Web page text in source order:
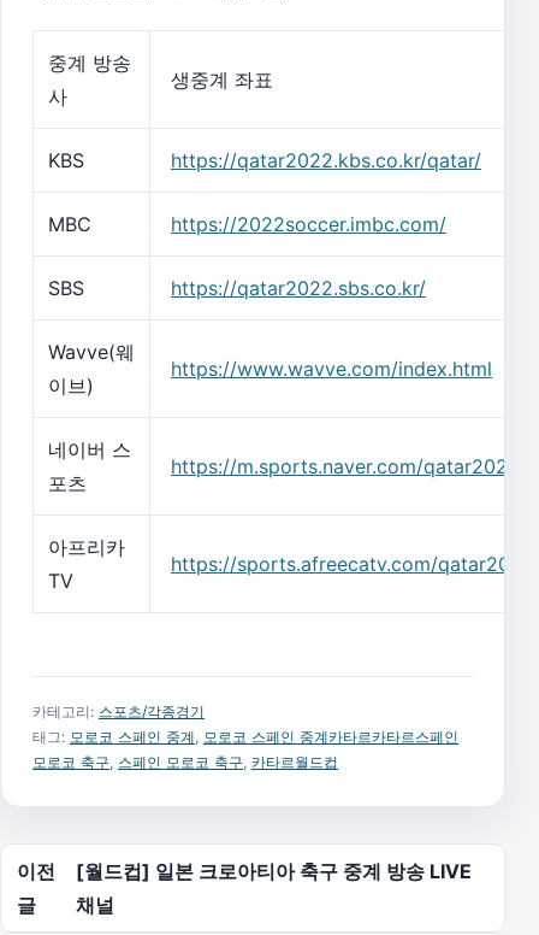
중계 방송
사
생중계 좌표
KBS https://qatar2022.kbs.co.kr/qatar/
MBC https://2022soccer.imbc.com/
SBS https://qatar2022.sbs.co.kr/
Wavve(웨
이브)
https://www.wavve.com/index.html
네이버 스
포츠
https://m.sports.naver.com/qatar2022/
아프리카
TV
https://sports.afreecatv.com/
카테고리: 스포츠/각종경기
태그: 모로코 스페인 중계, 모로코 스페인 중계카타르카타르스페인
모로코 축구, 스페인 모로코 축구, 카타르월드컵
글 탐색
이전
글
[월드컵] 일본 크로아티아 축구 중계 방송 LIVE
채널